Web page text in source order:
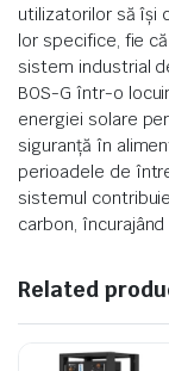
utilizatorilor să își
lor specifice, fie
sistem industrial
BOS-G într-o
energiei solare
siguranță în
perioadele de
sistemul
carbon,
Related